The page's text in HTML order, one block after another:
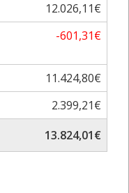
12.026,11€
-601,31€
11.424,80€
2.399,21€
13.824,01€